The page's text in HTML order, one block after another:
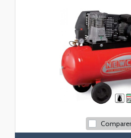
Comparer